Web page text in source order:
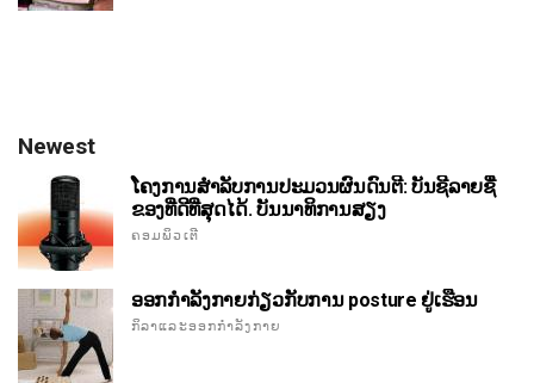
Newest
ໂຄງການສໍາລັບການປະມວນຜົນດົນຕີ: ບັນຊີລາຍຊື່
ຂອງທີ່ດີທີ່ສຸດໄດ້. ບັນນາທິການສຽງ
ຄອມພິວເຕີ
ອອກກໍາລັງກາຍກ່ຽວກັບການ posture ຢູ່ເຮືອນ
ກິລາແລະອອກກໍາລັງກາຍ